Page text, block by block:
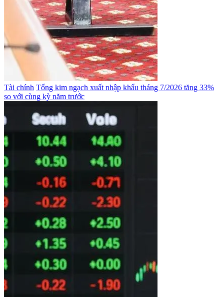
Tài chính Tổng kim ngạch xuất nhập khẩu tháng 7/2026 tăng 33%
so với cùng kỳ năm trước